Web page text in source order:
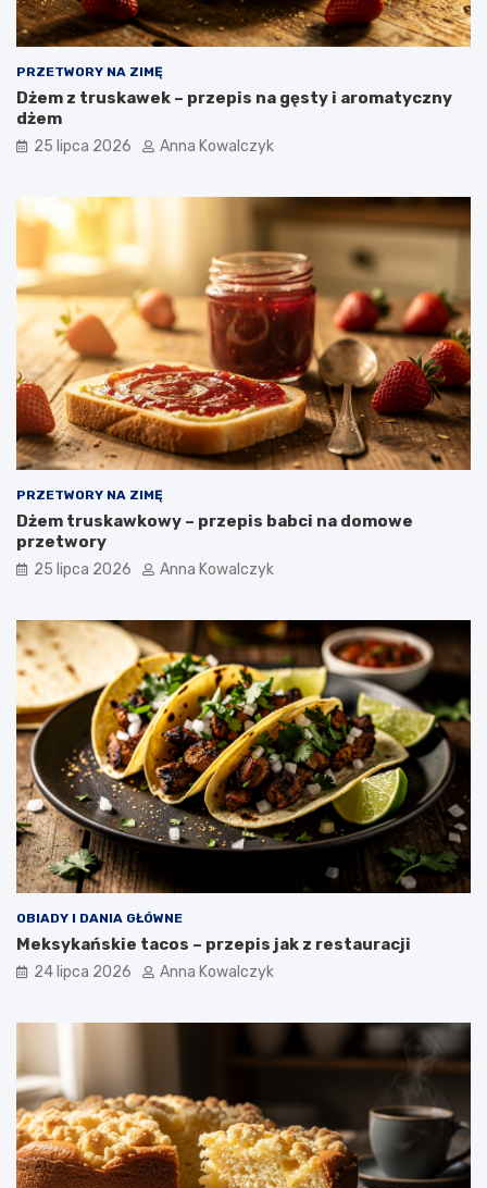
PRZETWORY NA ZIMĘ
Dżem z truskawek – przepis na gęsty i aromatyczny
dżem
25 lipca 2026 Anna Kowalczyk
PRZETWORY NA ZIMĘ
Dżem truskawkowy – przepis babci na domowe
przetwory
25 lipca 2026 Anna Kowalczyk
OBIADY I DANIA GŁÓWNE
Meksykańskie tacos – przepis jak z restauracji
24 lipca 2026 Anna Kowalczyk